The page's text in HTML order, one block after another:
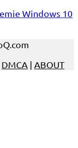
Windows 10
DMCA | ABOUT